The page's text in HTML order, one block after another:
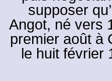
supposer
Angot, né vers
premier août à
le huit février